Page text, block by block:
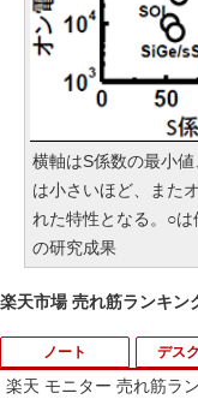
横軸はS係数の最小
は小さいほど、また
れた特性となる。○
の研究成果
楽天市場 売れ筋ランキン
ノート デス
楽天 モニター 売れ筋ラ